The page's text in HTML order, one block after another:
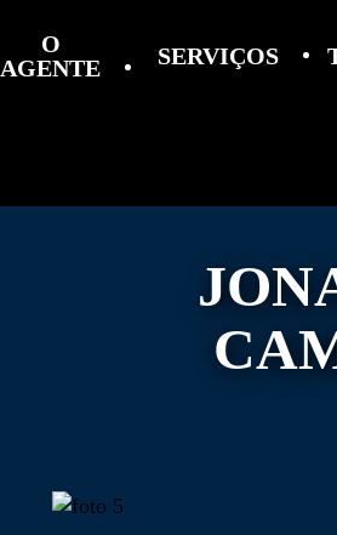
O
AGENTE
SERVIÇOS